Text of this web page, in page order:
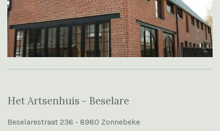
Het Artsenhuis - Beselare
Beselarestraat 236 - 8980 Zonnebeke